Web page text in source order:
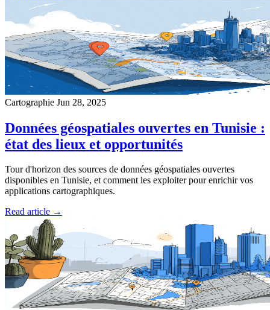
Cartographie Jun 28, 2025
Données géospatiales ouvertes en Tunisie :
état des lieux et opportunités
Tour d'horizon des sources de données géospatiales ouvertes
disponibles en Tunisie, et comment les exploiter pour enrichir vos
applications cartographiques.
Read article →